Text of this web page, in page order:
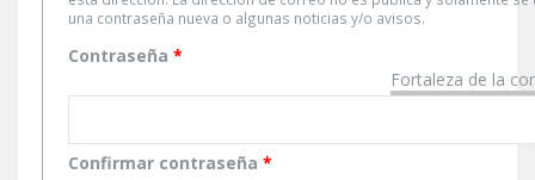
una contraseña nueva o algunas noticias y/o avisos.
Fortaleza de la
Contraseña *
Confirmar contraseña *